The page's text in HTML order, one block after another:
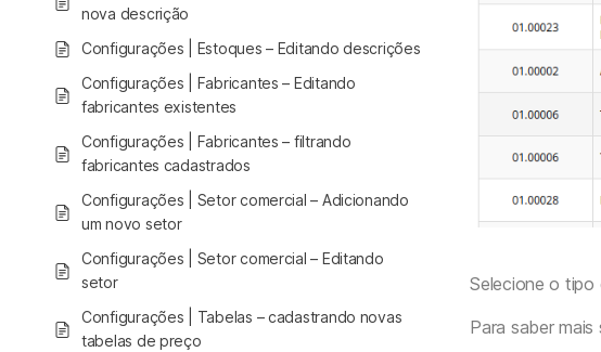
nova descrição
Configurações | Estoques – Editando descrições
Configurações | Fabricantes – Editando
fabricantes existentes
Configurações | Fabricantes – filtrando
fabricantes cadastrados
Configurações | Setor comercial – Adicionando
um novo setor
Configurações | Setor comercial – Editando
setor
Configurações | Tabelas – cadastrando novas
tabelas de preço
Selecione o
Para saber